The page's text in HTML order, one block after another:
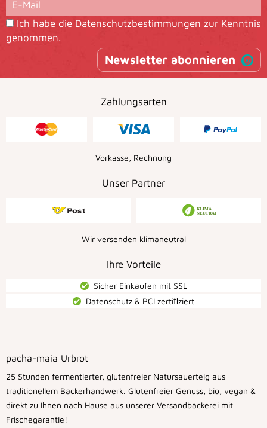
Ich habe die Datenschutzbestimmungen zur Kenntnis
genommen.
Newsletter abonnieren
Zahlungsarten
Vorkasse, Rechnung
Unser Partner
Wir versenden klimaneutral
Ihre Vorteile
Sicher Einkaufen mit SSL
Datenschutz & PCI zertiﬁziert
pacha-maia Urbrot
25 Stunden fermentierter, glutenfreier Natursauerteig aus
traditionellem Bäckerhandwerk. Glutenfreier Genuss, bio, vegan &
direkt zu Ihnen nach Hause aus unserer Versandbäckerei mit
Frischegarantie!